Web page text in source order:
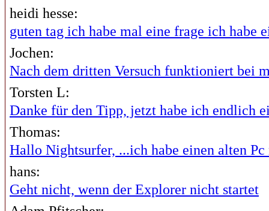
heidi hesse:
guten tag ich habe mal eine frage ich habe
Jochen:
Nach dem dritten Versuch funktioniert bei
Torsten L:
Danke für den Tipp, jetzt habe ich endlich
Thomas:
Hallo Nightsurfer, ...ich habe einen alten Pc
hans:
Geht nicht, wenn der Explorer nicht startet